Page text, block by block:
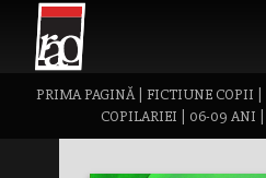
PRIMA PAGINĂ| FICTIUNE COPII
COPILARIEI
06-09 ANI